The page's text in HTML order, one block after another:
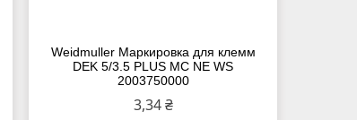
Weidmuller Маркировка для клемм
DEK 5/3.5 PLUS MC NE WS
2003750000
3,34 ₴